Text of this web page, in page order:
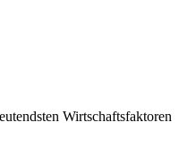
Wirtschaftsfaktoren